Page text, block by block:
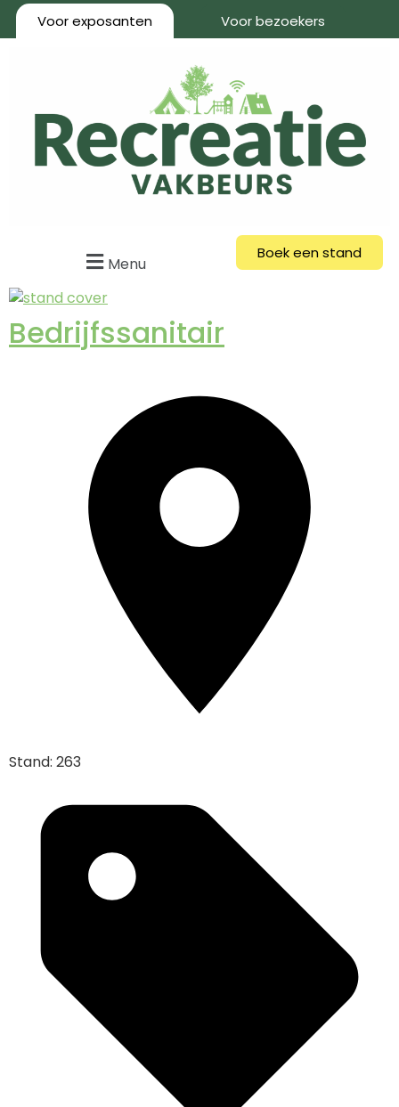
Voor exposanten Voor bezoekers
Menu
Boek een stand
Bedrijfssanitair
Stand: 263